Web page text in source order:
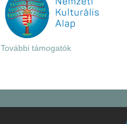
További támogatók